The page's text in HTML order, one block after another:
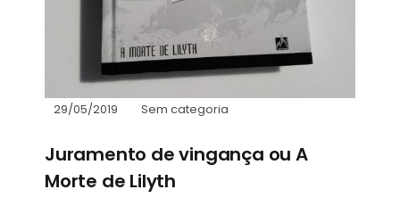
29/05/2019 Sem categoria
Juramento de vingança ou A
Morte de Lilyth